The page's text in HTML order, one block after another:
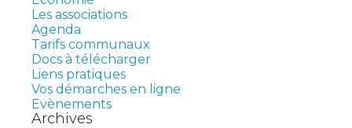
Les associations
Agenda
Tarifs communaux
Docs à télécharger
Liens pratiques
Vos démarches en ligne
Evènements
Archives